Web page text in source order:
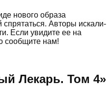
нового образа
Авторы искали-
Если увидите ее на
сообщите нам!
Лекарь. Том 4»